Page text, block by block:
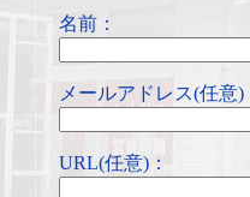
名前：
メールアドレス(任意)
URL(任意)：